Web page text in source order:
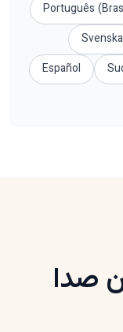
Português
Svenska
Español
۱۹ زبان صدا